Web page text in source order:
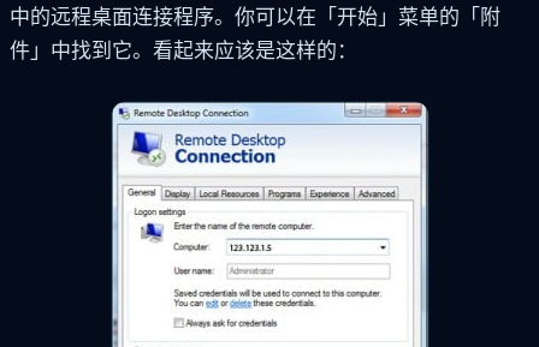
中的远程桌面连接程序。你可以在「开始」菜单的「附
件」中找到它。看起来应该是这样的：